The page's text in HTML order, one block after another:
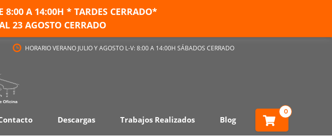
8:00 A 14:00H * TARDES CERRADO*
23 AGOSTO CERRADO
HORARIO VERANO JULIO Y AGOSTO L-V: 8:00 A 14:00H SÁBADOS CERRADO
Descargas Trabajos Realizados Blog
0